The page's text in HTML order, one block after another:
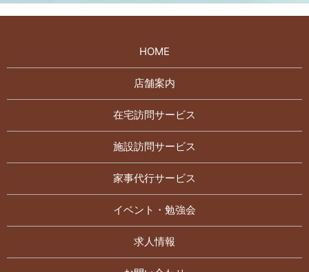
HOME
店舗案内
在宅訪問サービス
施設訪問サービス
家事代行サービス
イベント・勉強会
求人情報